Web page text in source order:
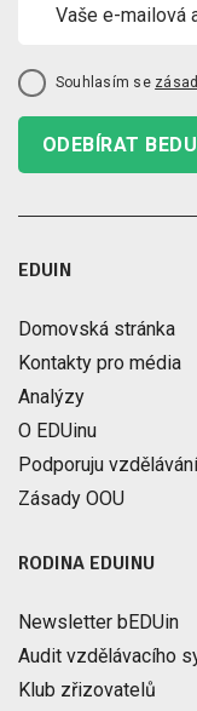
Souhlasím se
ODEBÍRAT
EDUIN
Domovská stránka
Kontakty pro média
Analýzy
O EDUinu
Podporuju vzdělávání
Zásady OOU
RODINA EDUINU
Newsletter bEDUin
Audit vzdělávacího
Klub zřizovatelů